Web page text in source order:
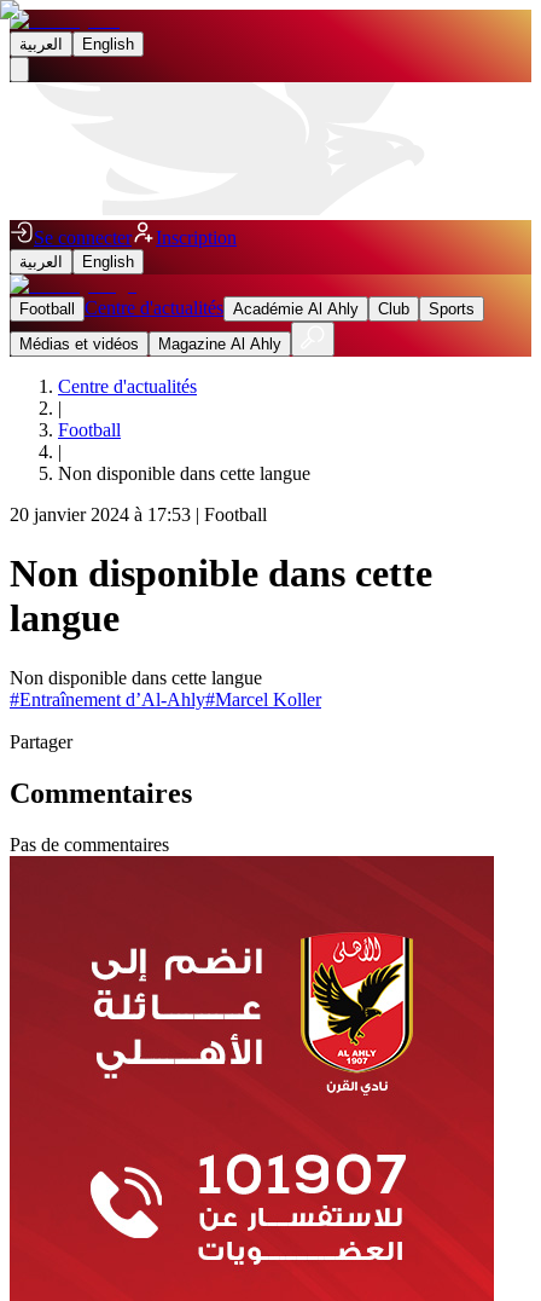
العربية English
Se connecter Inscription
العربية English
Football Centre d'actualités Académie Al Ahly Club
Sports
Médias et vidéos
Magazine Al Ahly
Centre d'actualités
|
Football
|
Non disponible dans cette langue
20 janvier 2024 à 17:53 | Football
Non disponible dans cette
langue
Non disponible dans cette langue
#Entraînement d’Al-Ahly#Marcel Koller
Partager
Commentaires
Pas de commentaires